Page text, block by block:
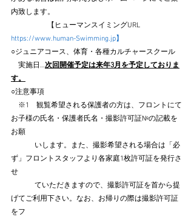
内致します。
【ヒューマンスイミングURL
https://www.human-Swimming.jp】
○ジュニアコース、体育・各種カルチャースクール
実施日…次回開催予定は来年3月を予定しておりま
す。
○注意事項
※1　観覧希望される保護者の方は、フロントにて
お子様の氏名・保護者氏名・撮影許可証№の記載を
お願
いします。また、撮影希望される場合は「必
ず」フロントスタッフより各家庭1枚許可証を発行さ
せ
ていただきますので、撮影許可証を首から提
げてご利用下さい。なお、お帰りの際は撮影許可証
をフ